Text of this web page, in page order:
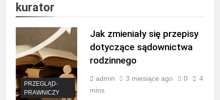
kurator
PRZEGLĄD-
PRAWNICZY
Jak zmieniały się przepisy
dotyczące sądownictwa
rodzinnego
admin 3 miesiące ago 0
4
mins